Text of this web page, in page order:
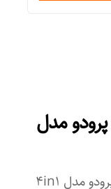
نور ایجاد می
دلیل اندازه گیری دستمدل
قطعاً خرید دستگاه لیزر موهای زائد پرودو مدل ۴in۱